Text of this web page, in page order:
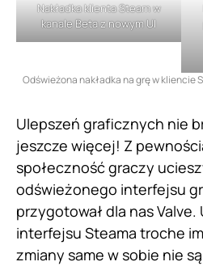
Nakładka klienta Steam w
kanale Beta z nowym UI
Odświeżona nakładka na grę w kliencie
Ulepszeń graficznych nie
jeszcze więcej! Z
społeczność graczy
odświeżonego interfejsu
przygotował dla nas
interfejsu Steama troche
zmiany same w sobie nie